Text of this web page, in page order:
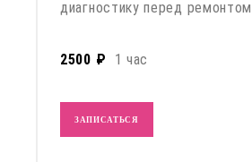
диагностику перед
2500 ₽ 1 час
ЗАПИСАТЬСЯ